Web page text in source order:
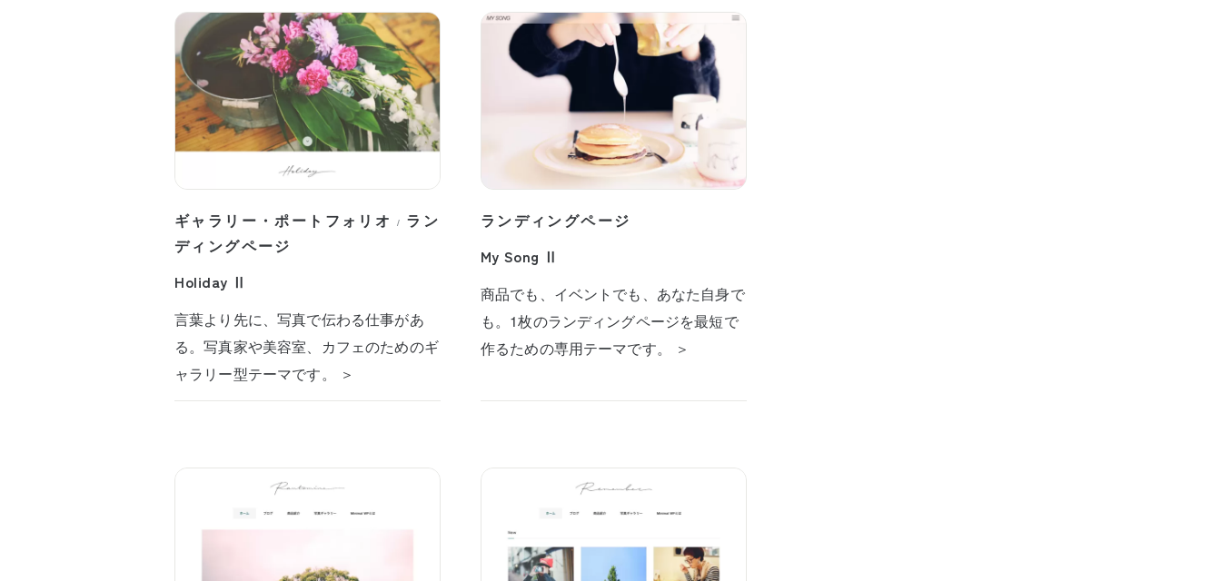
ギャラリー・ポートフォリオ / ラン
ディングページ
Holiday Ⅱ
言葉より先に、写真で伝わる仕事があ
る。写真家や美容室、カフェのためのギ
ャラリー型テーマです。 ＞
ランディングページ
My Song Ⅱ
商品でも、イベントでも、あなた自身で
も。1枚のランディングページを最短で
作るための専用テーマです。 ＞